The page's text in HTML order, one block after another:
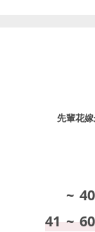
先輩花
~ 40
41 ~ 60